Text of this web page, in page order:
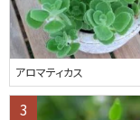
アロマティカス